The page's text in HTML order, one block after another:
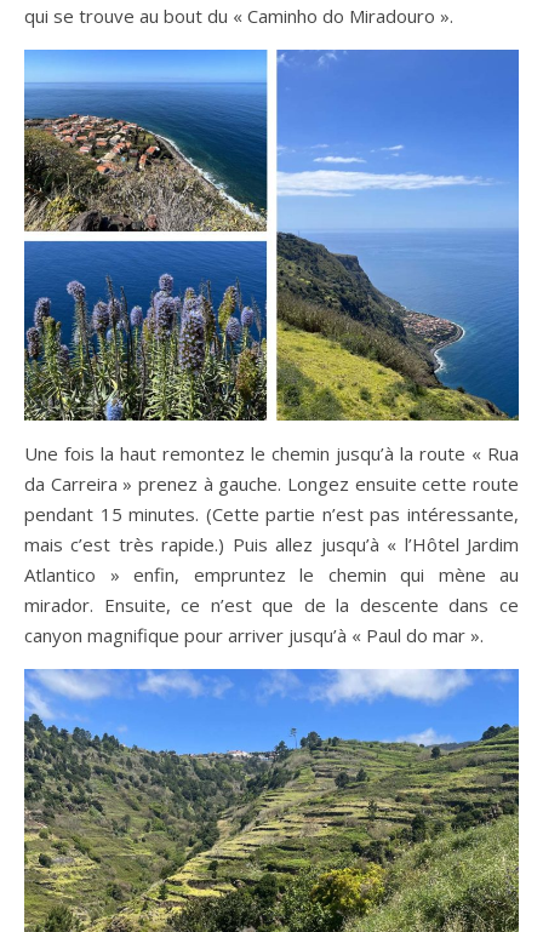
qui se trouve au bout du « Caminho do Miradouro ».
Une fois la haut remontez le chemin jusqu’à la route « Rua
da Carreira » prenez à gauche. Longez ensuite cette route
pendant 15 minutes. (Cette partie n’est pas intéressante,
mais c’est très rapide.) Puis allez jusqu’à « l’Hôtel Jardim
Atlantico » enfin, empruntez le chemin qui mène au
mirador. Ensuite, ce n’est que de la descente dans ce
canyon magnifique pour arriver jusqu’à « Paul do mar ».